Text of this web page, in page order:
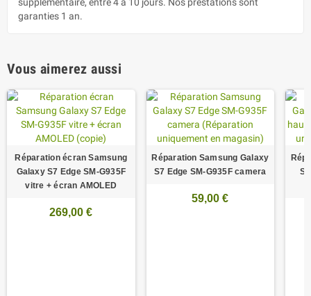
garanties 1 an.
Vous aimerez aussi
Réparation écran Samsung
Galaxy S7 Edge SM-G935F
vitre + écran AMOLED
269,00 €
Réparation Samsung Galaxy
S7 Edge SM-G935F camera
59,00 €